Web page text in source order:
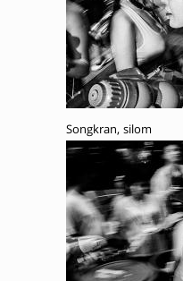
Songkran, silom